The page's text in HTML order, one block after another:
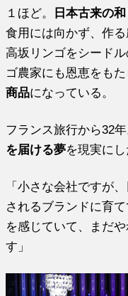
１ほど。
日本古来の
食用には向かず、作
高坂リンゴをシード
ゴ農家にも恩恵をも
商品になっている。
フランス旅行から32年
を届ける夢を現実にし
「小さな会社ですが
されるブランドに育
を感じていて、まだ
す」